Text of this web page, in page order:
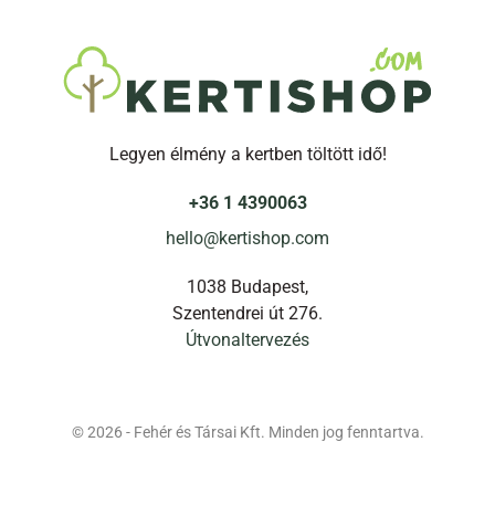
Legyen élmény a kertben töltött idő!
+36 1 4390063
hello@kertishop.com
1038 Budapest,
Szentendrei út 276.
Útvonaltervezés
© 2026 - Fehér és Társai Kft. Minden jog fenntartva.